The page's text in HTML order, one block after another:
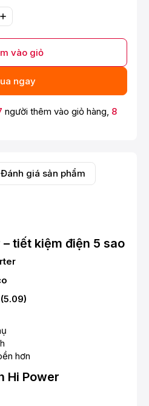
vào giỏ
ngay
người thêm vào giỏ hàng, 8
Đánh giá sản phẩm
tiết kiệm điện 5 sao
hơn
Hi Power